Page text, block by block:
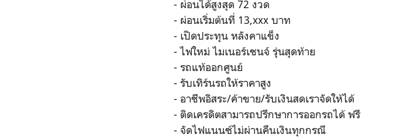
- ผ่อนได้สูงสุด 72 งวด
- ผ่อนเริ่มต้นที่ 13,xxx บาท
- เปิดประทุน หลังคาแข็ง
- ไฟใหม่ ไมเนอร์เชนจ์ รุ่นสุดท้าย
- รถแท้ออกศูนย์
- รับเทิร์นรถให้ราคาสูง
- อาชีพอิสระ/ค้าขาย/รับเงินสดเราจัดให้ได้
- ติดเครดิตสามารถปรึกษาการออกรถได้ ฟรี
- จัดไฟแนนซ์ไม่ผ่านคืนเงินทุกกรณี